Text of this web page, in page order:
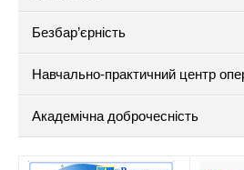
Безбар’єрність
Навчально-практичний центр
Академічна доброчесність